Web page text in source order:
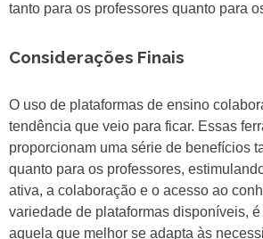
tanto para os professores quanto para
Considerações Finais
O uso de plataformas de ensino
tendência que veio para ficar. Essas
proporcionam uma série de benefícios
quanto para os professores,
ativa, a colaboração e o acesso ao
variedade de plataformas disponíveis,
aquela que melhor se adapta às